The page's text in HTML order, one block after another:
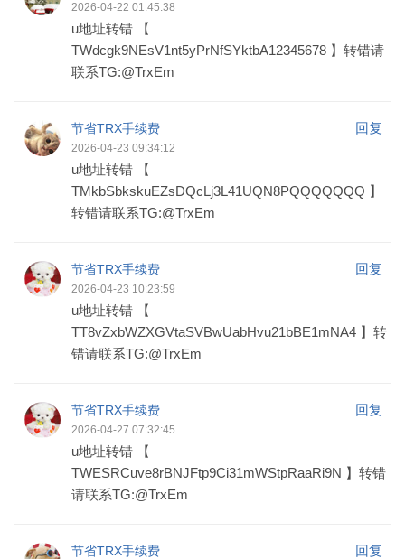
2026-04-22 01:45:38
u地址转错 【
TWdcgk9NEsV1nt5yPrNfSYktbA12345678 】转错请
联系TG:@TrxEm
节省TRX手续费 回复
2026-04-23 09:34:12
u地址转错 【
TMkbSbkskuEZsDQcLj3L41UQN8PQQQQQQQ 】
转错请联系TG:@TrxEm
节省TRX手续费 回复
2026-04-23 10:23:59
u地址转错 【
TT8vZxbWZXGVtaSVBwUabHvu21bBE1mNA4 】转
错请联系TG:@TrxEm
节省TRX手续费 回复
2026-04-27 07:32:45
u地址转错 【
TWESRCuve8rBNJFtp9Ci31mWStpRaaRi9N 】转错
请联系TG:@TrxEm
节省TRX手续费 回复